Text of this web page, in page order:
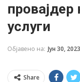
услуги
Објавено на: Јун 30, 2023
Share